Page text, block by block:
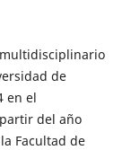
de
en el
del año
Facultad de